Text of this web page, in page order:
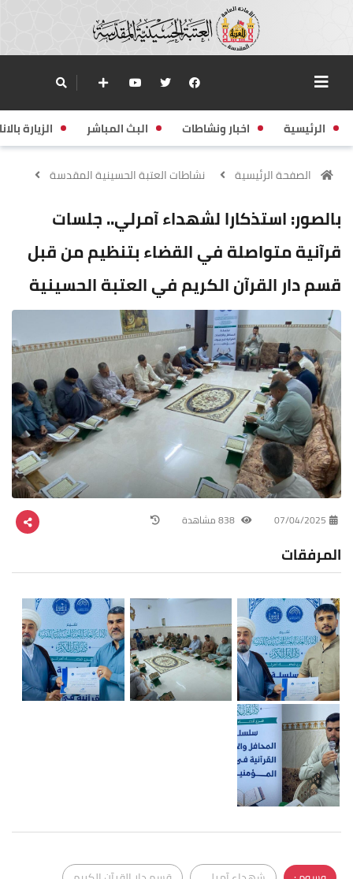
الرئيسية اخبار ونشاطات البث المباشر الزيارة
الصفحة الرئيسية نشاطات العتبة الحسينية المقدسة
بالصور: استذكارا لشهداء آمرلي.. جلسات
قرآنية متواصلة في القضاء بتنظيم من قبل
قسم دار القرآن الكريم في العتبة الحسينية
07/04/2025
المرفقات